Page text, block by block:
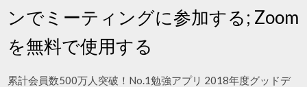
ンでミーティングに参加する; Zoom
を無料で使用する
累計会員数500万人突破！No.1勉強アプリ 2018年度グッドデ